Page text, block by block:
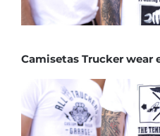
Camisetas Trucker wear